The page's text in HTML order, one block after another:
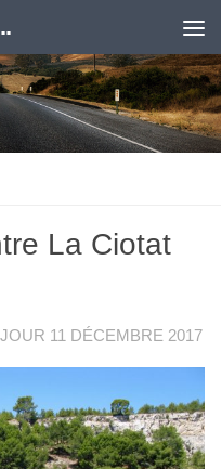
La Ciotat
11 DÉCEMBRE 2017